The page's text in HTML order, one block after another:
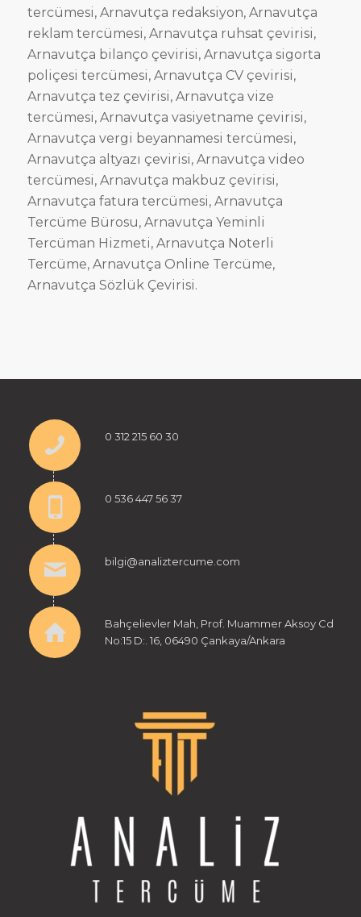
tercümesi, Arnavutça redaksiyon, Arnavutça
reklam tercümesi, Arnavutça ruhsat çevirisi,
Arnavutça bilanço çevirisi, Arnavutça sigorta
poliçesi tercümesi, Arnavutça CV çevirisi,
Arnavutça tez çevirisi, Arnavutça vize
tercümesi, Arnavutça vasiyetname çevirisi,
Arnavutça vergi beyannamesi tercümesi,
Arnavutça altyazı çevirisi, Arnavutça video
tercümesi, Arnavutça makbuz çevirisi,
Arnavutça fatura tercümesi, Arnavutça
Tercüme Bürosu, Arnavutça Yeminli
Tercüman Hizmeti, Arnavutça Noterli
Tercüme, Arnavutça Online Tercüme,
Arnavutça Sözlük Çevirisi.
0 312 215 60 30
0 536 447 56 37
bilgi@analiztercume.com
Bahçelievler Mah, Prof. Muammer Aksoy Cd
No:15 D:. 16, 06490 Çankaya/Ankara